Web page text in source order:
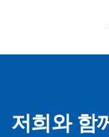
저희와 함